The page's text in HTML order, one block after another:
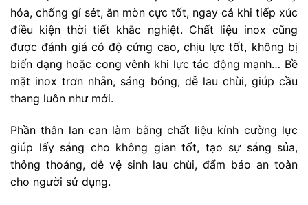
hóa, chống gỉ sét, ăn mòn cực tốt, ngay cả khi tiếp xúc
điều kiện thời tiết khắc nghiệt. Chất liệu inox cũng
được đánh giá có độ cứng cao, chịu lực tốt, không bị
biến dạng hoặc cong vênh khi lực tác động mạnh… Bề
mặt inox trơn nhẵn, sáng bóng, dễ lau chùi, giúp cầu
thang luôn như mới.
Phần thân lan can làm bằng chất liệu kính cường lực
giúp lấy sáng cho không gian tốt, tạo sự sáng sủa,
thông thoáng, dễ vệ sinh lau chùi, đẩm bảo an toàn
cho người sử dụng.